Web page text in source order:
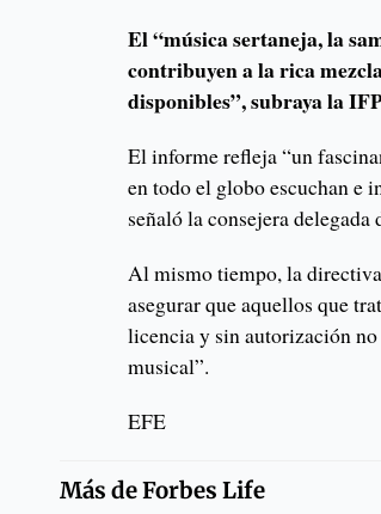
El “música sertaneja, la
contribuyen a la rica
disponibles”, subraya la
El informe refleja “un
en todo el globo escuchan e
señaló la consejera
Al mismo tiempo, la
asegurar que aquellos que
licencia y sin autorización
musical”.
EFE
Más deForbes Life